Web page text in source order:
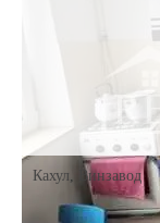
Кахул Винзавод